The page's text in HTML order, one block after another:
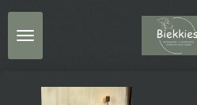
Ga
direct
naar